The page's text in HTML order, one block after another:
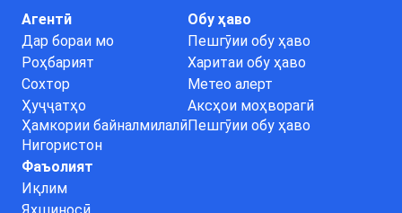
Агентӣ
Дар бораи мо
Роҳбарият
Сохтор
Ҳуҷҷатҳо
Ҳамкории байналмилалӣ
Нигористон
Обу ҳаво
Пешгӯии обу ҳаво
Харитаи обу ҳаво
Метео алерт
Аксҳои моҳворагӣ
Пешгӯии обу ҳаво
Фаъолият
Иқлим